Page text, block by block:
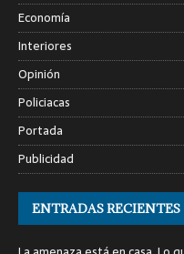
Economía
Interiores
Opinión
Policiacas
Portada
Publicidad
ENTRADAS RECIENTES